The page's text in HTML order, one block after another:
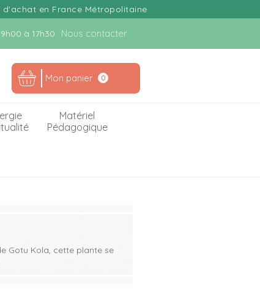
en France Métropolitaine
à 17h30 Nous contacter
Mon panier 0
Matériel
Pédagogique
Gotu Kola, cette plante se